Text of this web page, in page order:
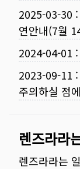
2025-03-30 :
연안내(7월
2024-04-01 :
2023-09-11 :
주의하실 점
렌즈라라
렌즈라라는